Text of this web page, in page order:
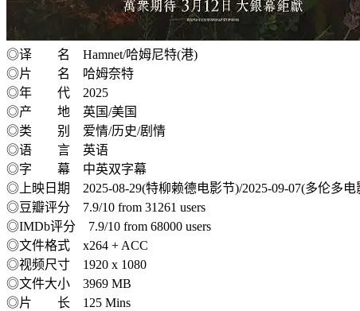
◎译 名 Hamnet/哈姆尼特(港)
◎片 名 哈姆奈特
◎年 代 2025
◎产 地 英国/美国
◎类 别 爱情/历史/剧情
◎语 言 英语
◎字 幕 中英双字幕
◎上映日期 2025-08-29(特柳赖德电影节)/2025-09-07(多伦多电
◎豆瓣评分 7.9/10 from 31261 users
◎IMDb评分 7.9/10 from 68000 users
◎文件格式 x264 + ACC
◎视频尺寸 1920 x 1080
◎文件大小 3969 MB
◎片 长 125 Mins